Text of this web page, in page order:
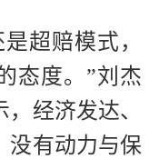
超赔模式，
态度。”刘杰
经济发达、
没有动力与保